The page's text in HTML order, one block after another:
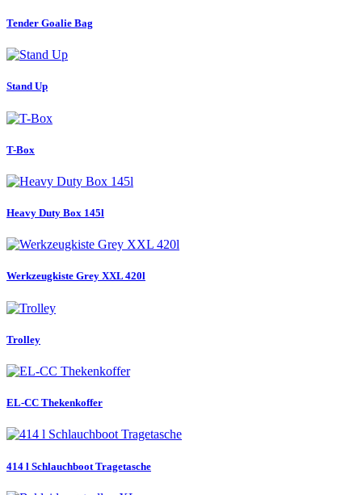
Tender Goalie Bag
Stand Up
T-Box
Heavy Duty Box 145l
Werkzeugkiste Grey XXL 420l
Trolley
EL-CC Thekenkoffer
414 l Schlauchboot Tragetasche